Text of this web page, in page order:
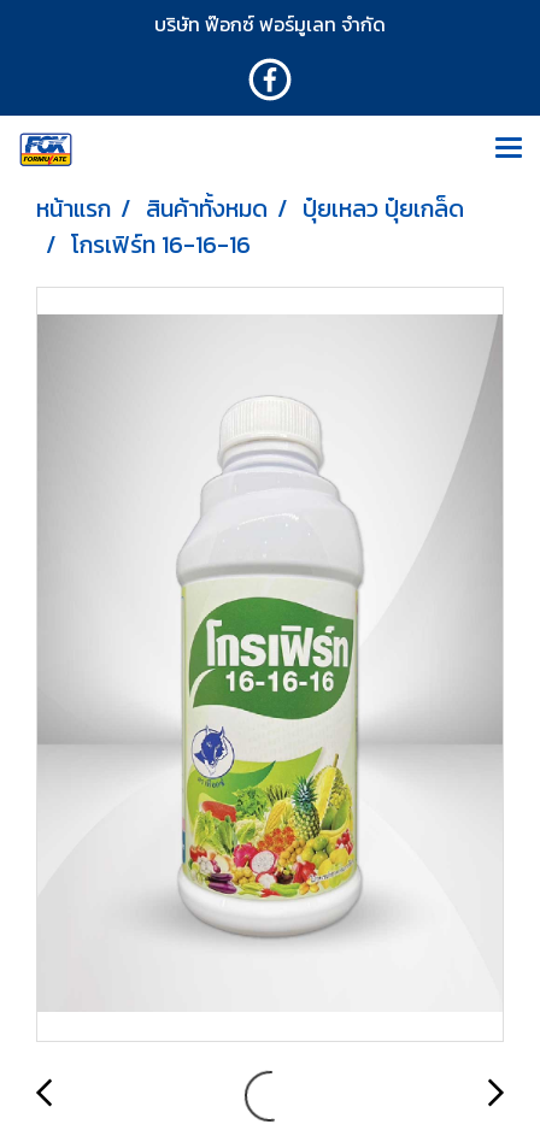
บริษัท ฟ๊อกซ์ ฟอร์มูเลท จำกัด
หน้าแรก สินค้าทั้งหมด
ปุ๋ยเหลว ปุ๋ยเกล็ด
โกรเฟิร์ท 16-16-16